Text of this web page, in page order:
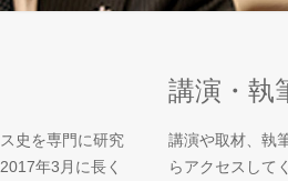
史を専門に研究
年3月に長く
講演・執
講演や取材、執
らアクセスして